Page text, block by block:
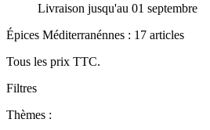
Livraison jusqu'au 01 septembre
Épices Méditerranénnes : 17 articles
Tous les prix TTC.
Filtres
Thèmes :